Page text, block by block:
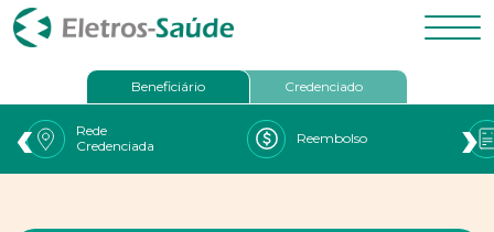
Beneficiário Credenciado
Rede
Credenciada
Reembolso
‹ ›